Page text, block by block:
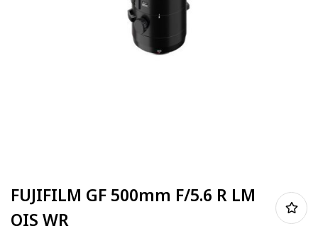
FUJIFILM GF 500mm F/5.6 R LM
OIS WR